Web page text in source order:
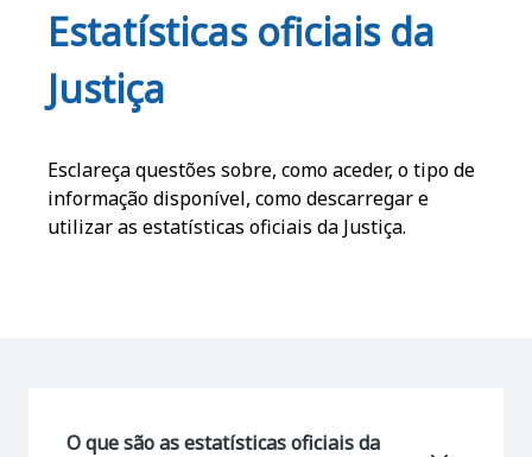
Estatísticas oficiais da
Justiça
Esclareça questões sobre, como aceder, o tipo de
informação disponível, como descarregar e
utilizar as estatísticas oficiais da Justiça.
O que são as estatísticas oficiais da